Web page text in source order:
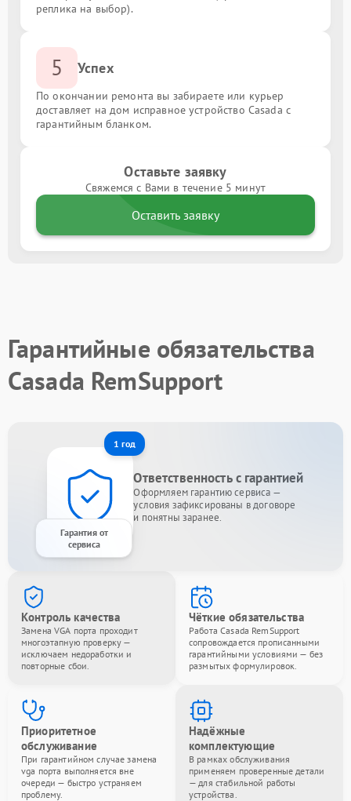
реплика на выбор).
5 Успех
По окончании ремонта вы забираете или курьер
доставляет на дом исправное устройство Casada с
гарантийным бланком.
Оставьте заявку
Свяжемся с Вами в течение 5 минут
Оставить заявку
Гарантийные обязательства
Casada RemSupport
1 год
Гарантия от
сервиса
Ответственность с гарантией
Оформляем гарантию сервиса —
условия зафиксированы в договоре
и понятны заранее.
Контроль качества
Замена VGA порта проходит
многоэтапную проверку —
исключаем недоработки и
повторные сбои.
Чёткие обязательства
Работа Casada RemSupport
сопровождается прописанными
гарантийными условиями — без
размытых формулировок.
Приоритетное
обслуживание
При гарантийном случае замена
vga порта выполняется вне
очереди — быстро устраняем
проблему.
Надёжные
комплектующие
В рамках обслуживания
применяем проверенные детали
— для стабильной работы
устройства.